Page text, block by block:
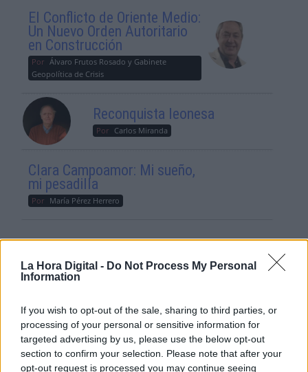
La Hora Digital - Do Not Process My Personal
Information
If you wish to opt-out of the sale, sharing to third parties, or
processing of your personal or sensitive information for
targeted advertising by us, please use the below opt-out
section to confirm your selection. Please note that after your
opt-out request is processed you may continue seeing
El Conflicto de Oriente Medio:
Un Nuevo Orden Autoritario
en Construcción
Por Álvaro Frutos Rosado y Gabinete
Geopolítica de Crisis
Reconquista leonesa
Por Carlos Miranda
Clara Campoamor: Mi sueño,
mi pesadilla
Por María Pérez Herrero
NOTICIAS MAS VISTAS
ARTE